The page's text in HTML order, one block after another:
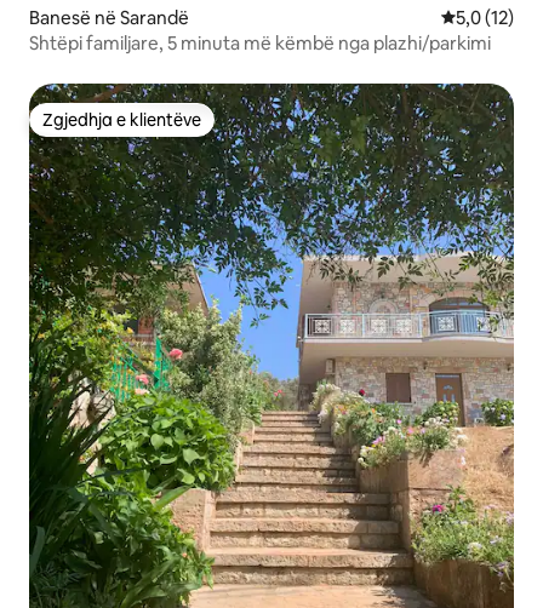
Banesë në Sarandë Vlerësimi
5,0 (12)
Shtëpi familjare, 5 minuta më këmbë nga plazhi/parkimi
Zgjedhja e klientëve
Zgjedhja e klientëve